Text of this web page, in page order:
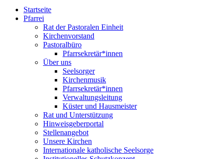
Startseite
Pfarrei
Rat der Pastoralen Einheit
Kirchenvorstand
Pastoralbüro
Pfarrsekretär*innen
Über uns
Seelsorger
Kirchenmusik
Pfarrsekretär*innen
Verwaltungsleitung
Küster und Hausmeister
Rat und Unterstützung
Hinweisgeberportal
Stellenangebot
Unsere Kirchen
Internationale katholische Seelsorge